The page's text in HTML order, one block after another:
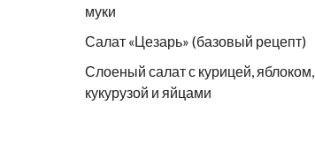
муки
Салат «Цезарь» (базовый рецепт)
Слоеный салат с курицей, яблоком,
кукурузой и яйцами